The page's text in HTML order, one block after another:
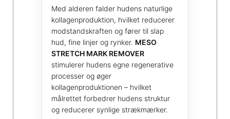
Med alderen falder hudens naturlige
kollagenproduktion, hvilket reducerer
modstandskraften og fører til slap
hud, fine linjer og rynker. MESO
STRETCH MARK REMOVER
stimulerer hudens egne regenerative
processer og øger
kollagenproduktionen – hvilket
målrettet forbedrer hudens struktur
og reducerer synlige strækmærker.